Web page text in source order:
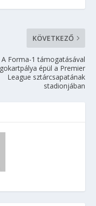
KÖVETKEZŐ
A Forma-1 támogatásával
gokartpálya épül a Premier
League sztárcsapatának
stadionjában